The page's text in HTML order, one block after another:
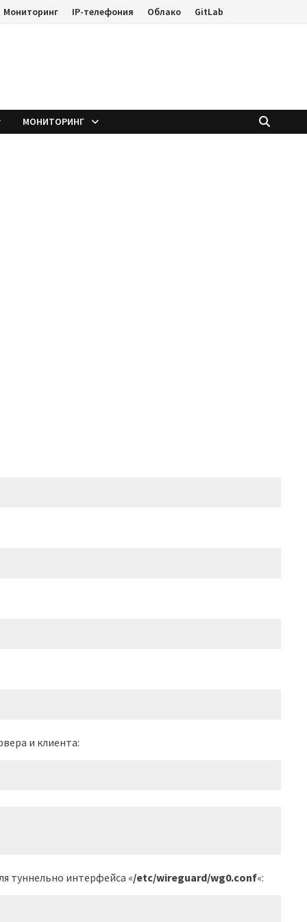
Мониторинг IP-телефония Облако GitLab
МОНИТОРИНГ
и клиента:
туннельно интерфейса «/etc/wireguard/wg0.conf«: